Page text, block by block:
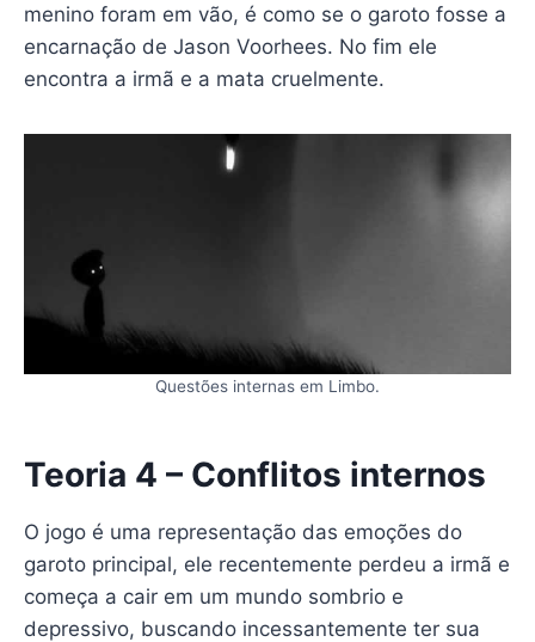
menino foram em vão, é como se o garoto fosse a
encarnação de Jason Voorhees. No fim ele
encontra a irmã e a mata cruelmente.
Questões internas em Limbo.
Teoria 4 – Conflitos internos
O jogo é uma representação das emoções do
garoto principal, ele recentemente perdeu a irmã e
começa a cair em um mundo sombrio e
depressivo, buscando incessantemente ter sua